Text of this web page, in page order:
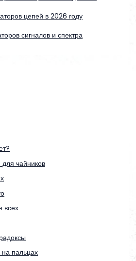
цепей в 2026 году
сигналов и спектра
чайников
всех
пальцах